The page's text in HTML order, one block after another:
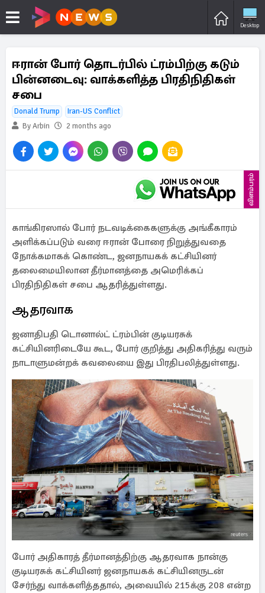
Desktop
ஈரான் போர் தொடர்பில் ட்ரம்பிற்கு கடும்
பின்னடைவு: வாக்களித்த பிரதிநிதிகள்
சபை
Donald Trump
Iran-US Conflict
By Arbin
2 months ago
விளம்பரம்
காங்கிரஸால் போர் நடவடிக்கைகளுக்கு அங்கீகாரம்
அளிக்கப்படும் வரை ஈரான் போரை நிறுத்துவதை
நோக்கமாகக் கொண்ட, ஜனநாயகக் கட்சியினர்
தலைமையிலான தீர்மானத்தை அமெரிக்கப்
பிரதிநிதிகள் சபை ஆதரித்துள்ளது.
ஆதரவாக
ஜனாதிபதி டொனால்ட் ட்ரம்பின் குடியரசுக்
கட்சியினரிடையே கூட, போர் குறித்து அதிகரித்து வரும்
நாடாளுமன்றக் கவலையை இது பிரதிபலித்துள்ளது.
போர் அதிகாரத் தீர்மானத்திற்கு ஆதரவாக நான்கு
குடியரசுக் கட்சியினர் ஜனநாயகக் கட்சியினருடன்
சேர்ந்து வாக்களித்ததால், அவையில் 215க்கு 208 என்ற